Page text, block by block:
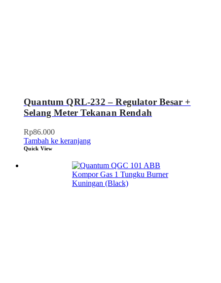
Quantum QRL-232 – Regulator Besar +
Selang Meter Tekanan Rendah
Rp86.000
Tambah ke keranjang
Quick View